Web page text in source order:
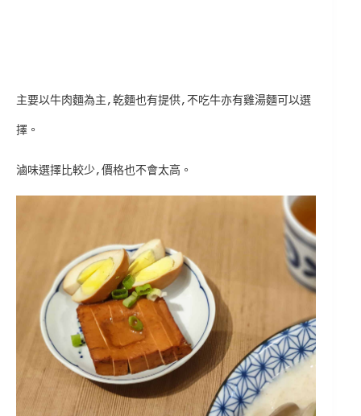
主要以牛肉麵為主,乾麵也有提供,不吃牛亦有雞湯麵可以選
擇。
滷味選擇比較少,價格也不會太高。